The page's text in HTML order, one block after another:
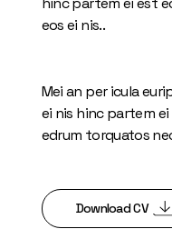
eos ei nis..
Mei an per icula
ei nis hinc partem
edrum torquatos
Download CV